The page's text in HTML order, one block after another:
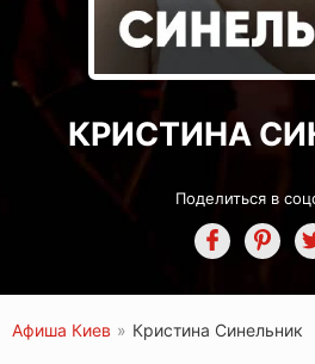
КРИСТИНА
Поделиться в
Афиша Киев » Кристина Синельник